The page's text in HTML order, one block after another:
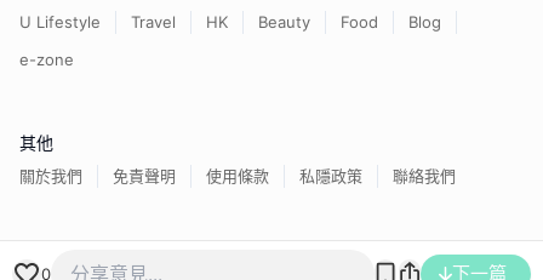
0 下一篇
U Lifestyle Travel HK Beauty Food
Blog
e-zone
其他
關於我們 免責聲明 使用條款 私隱政策 聯絡我們
香港經濟日報版權所有©